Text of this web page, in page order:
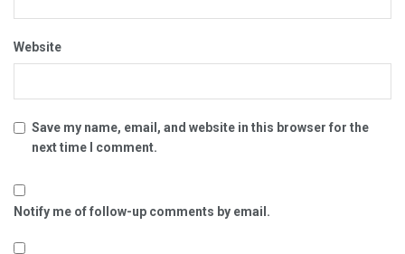
Website
Save my name, email, and website in this browser for the
next time I comment.
Notify me of follow-up comments by email.